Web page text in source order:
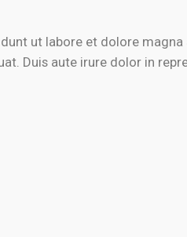
ut labore et dolore magna
Duis aute irure dolor in